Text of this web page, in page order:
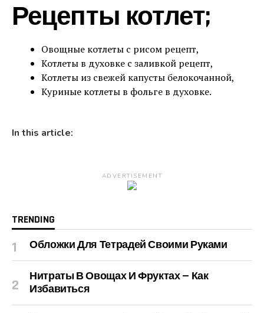
Рецепты котлет;
Овощные котлеты с рисом рецепт,
Котлеты в духовке с заливкой рецепт,
Котлеты из свежей капусты белокочанной,
Куриные котлеты в фольге в духовке.
In this article:
ADVERTISEMENT
TRENDING
Обложки Для Тетрадей Своими Руками
Нитраты В Овощах И Фруктах — Как
Избавиться